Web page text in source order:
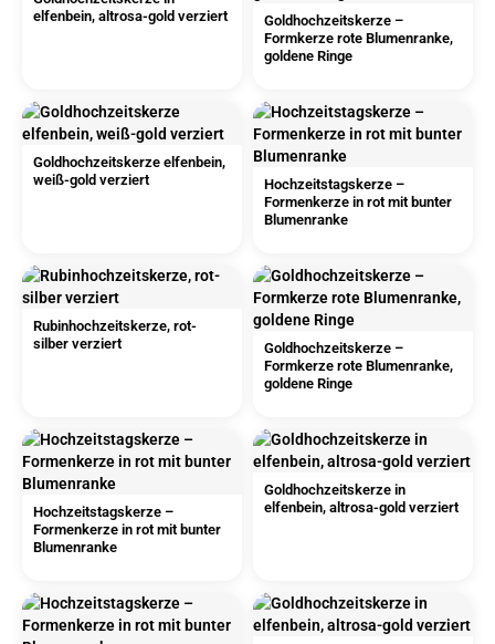
elfenbein, altrosa-gold verziert
Goldhochzeitskerze –
Formkerze rote Blumenranke,
goldene Ringe
Goldhochzeitskerze elfenbein,
weiß-gold verziert
Hochzeitstagskerze –
Formenkerze in rot mit bunter
Blumenranke
Rubinhochzeitskerze, rot-
silber verziert
Goldhochzeitskerze –
Formkerze rote Blumenranke,
goldene Ringe
Hochzeitstagskerze –
Formenkerze in rot mit bunter
Blumenranke
Goldhochzeitskerze in
elfenbein, altrosa-gold verziert